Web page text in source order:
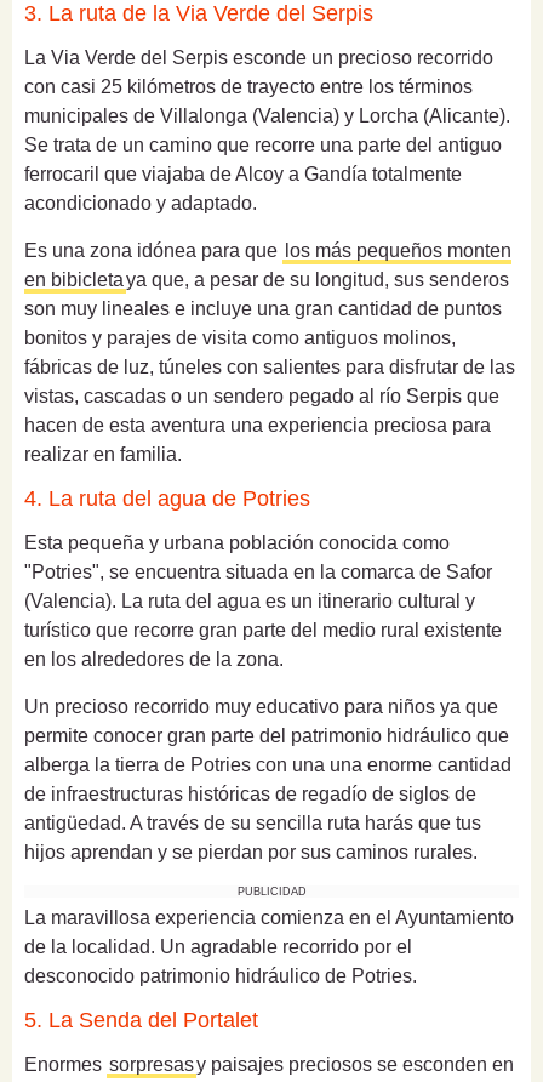
3. La ruta de la Via Verde del Serpis
La Via Verde del Serpis esconde un precioso recorrido
con casi 25 kilómetros de trayecto entre los términos
municipales de Villalonga (Valencia) y Lorcha (Alicante).
Se trata de un camino que recorre una parte del antiguo
ferrocaril que viajaba de Alcoy a Gandía totalmente
acondicionado y adaptado.
Es una zona idónea para que los más pequeños monten
en bibicletaya que, a pesar de su longitud, sus senderos
son muy lineales e incluye una gran cantidad de puntos
bonitos y parajes de visita como antiguos molinos,
fábricas de luz, túneles con salientes para disfrutar de las
vistas, cascadas o un sendero pegado al río Serpis que
hacen de esta aventura una experiencia preciosa para
realizar en familia.
4. La ruta del agua de Potries
Esta pequeña y urbana población conocida como
"Potries", se encuentra situada en la comarca de Safor
(Valencia). La ruta del agua es un itinerario cultural y
turístico que recorre gran parte del medio rural existente
en los alrededores de la zona.
Un precioso recorrido muy educativo para niños ya que
permite conocer gran parte del patrimonio hidráulico que
alberga la tierra de Potries con una una enorme cantidad
de infraestructuras históricas de regadío de siglos de
antigüedad. A través de su sencilla ruta harás que tus
hijos aprendan y se pierdan por sus caminos rurales.
PUBLICIDAD
La maravillosa experiencia comienza en el Ayuntamiento
de la localidad. Un agradable recorrido por el
desconocido patrimonio hidráulico de Potries.
5. La Senda del Portalet
Enormes sorpresasy paisajes preciosos se esconden en